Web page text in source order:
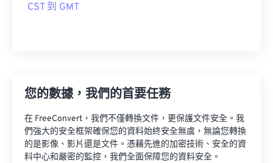
CST 到 GMT
您的數據，我們的首要任務
在 FreeConvert，我們不僅轉換文件，更保護文件安全。我
們強大的安全框架確保您的資料始終安全無虞，無論您轉換
的是影像、影片還是文件。憑藉先進的加密技術、安全的資
料中心和嚴密的監控，我們全面保障您的資料安全。